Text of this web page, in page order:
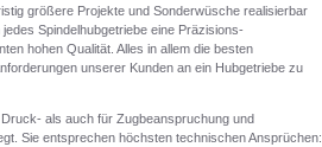
größere Projekte und Sonderwüsche realisierbar
Spindelhubgetriebe eine Präzisions-
hohen Qualität. Alles in allem die besten
unserer Kunden an ein Hubgetriebe zu
als auch für Zugbeanspruchung und
Sie entsprechen höchsten technischen Ansprüchen: